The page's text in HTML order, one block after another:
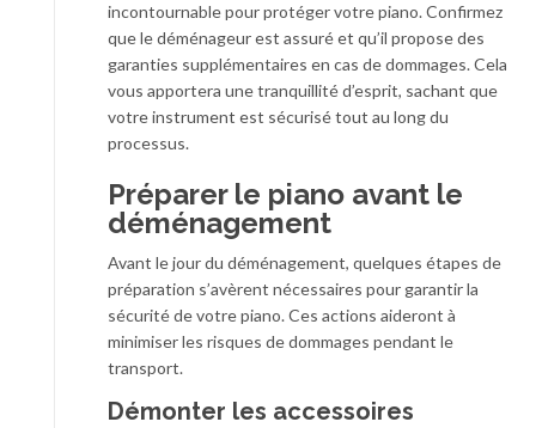
incontournable pour protéger votre piano. Confirmez
que le déménageur est assuré et qu’il propose des
garanties supplémentaires en cas de dommages. Cela
vous apportera une tranquillité d’esprit, sachant que
votre instrument est sécurisé tout au long du
processus.
Préparer le piano avant le
déménagement
Avant le jour du déménagement, quelques étapes de
préparation s’avèrent nécessaires pour garantir la
sécurité de votre piano. Ces actions aideront à
minimiser les risques de dommages pendant le
transport.
Démonter les accessoires